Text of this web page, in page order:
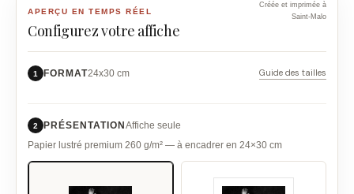
APERÇU EN TEMPS RÉEL
Configurez votre affiche
Créée et imprimée à
Saint-Malo
1 FORMAT24x30 cm Guide des tailles
2 PRÉSENTATION Affiche seule
Papier lustré premium 260 g/m² — à encadrer en 24×30 cm